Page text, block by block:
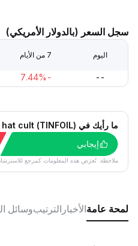
سجل السعر (بالدولار الأمريكي)
اليوم 7 من الأيام
--
-7.44%
ما رأيك في tinfoil hat cult (TINFOIL) اليوم؟
إيجابي
ملاحظة: تُعرَض هذه المعلومات كمرجع
لمحة عامةالأخبار الترتيبوسائل